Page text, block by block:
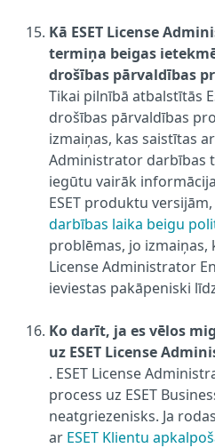
Kā ESET License
termiņa beigas
drošības pārvaldības
Tikai pilnībā atbalstītās
drošības pārvaldības
izmaiņas, kas saistītas ar
Administrator darbības
iegūtu vairāk
ESET produktu
darbības laika beigu
problēmas, jo izmaiņas,
License Administrator
ieviestas pakāpeniski
Ko darīt, ja es vēlos
uz ESET License
. ESET License
process uz ESET
neatgriezenisks. Ja
ar ESET Klientu